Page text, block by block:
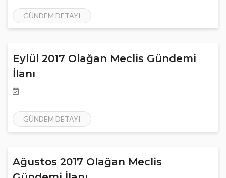
GÜNDEM DETAYI
Eylül 2017 Olağan Meclis Gündemi
İlanı
GÜNDEM DETAYI
Ağustos 2017 Olağan Meclis